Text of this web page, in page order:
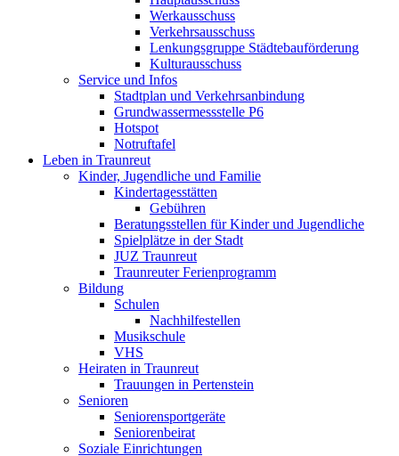
Werkausschuss
Verkehrsausschuss
Lenkungsgruppe Städtebauförderung
Kulturausschuss
Service und Infos
Stadtplan und Verkehrsanbindung
Grundwassermessstelle P6
Hotspot
Notruftafel
Leben in Traunreut
Kinder, Jugendliche und Familie
Kindertagesstätten
Gebühren
Beratungsstellen für Kinder und Jugendliche
Spielplätze in der Stadt
JUZ Traunreut
Traunreuter Ferienprogramm
Bildung
Schulen
Nachhilfestellen
Musikschule
VHS
Heiraten in Traunreut
Trauungen in Pertenstein
Senioren
Seniorensportgeräte
Seniorenbeirat
Soziale Einrichtungen